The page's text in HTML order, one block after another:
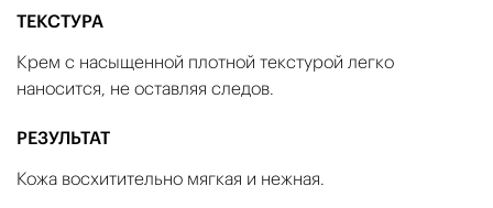
ТЕКСТУРА
Крем с насыщенной плотной текстурой легко
наносится, не оставляя следов.
РЕЗУЛЬТАТ
Кожа восхитительно мягкая и нежная.